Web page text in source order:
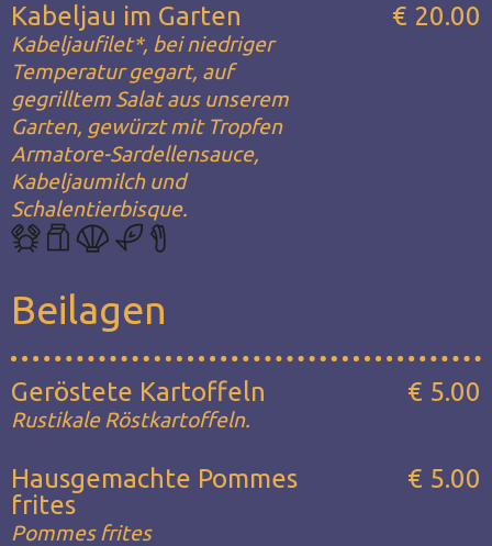
Kabeljau im Garten
Kabeljaufilet*, bei niedriger
Temperatur gegart, auf
gegrilltem Salat aus unserem
Garten, gewürzt mit Tropfen
Armatore-Sardellensauce,
Kabeljaumilch und
Schalentierbisque.
€ 20.00
Beilagen
Geröstete Kartoffeln
Rustikale Röstkartoffeln.
€ 5.00
Hausgemachte Pommes
frites
Pommes frites
€ 5.00